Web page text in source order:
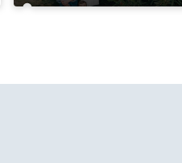
Jahre"-Tour